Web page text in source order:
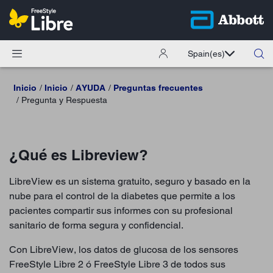
Spain(es)
Inicio Inicio AYUDA
Preguntas frecuentes
Pregunta y Respuesta
¿Qué es Libreview?
LibreView es un sistema gratuito, seguro y basado en la
nube para el control de la diabetes que permite a los
pacientes compartir sus informes con su profesional
sanitario de forma segura y confidencial.
Con LibreView, los datos de glucosa de los sensores
FreeStyle Libre 2 ó FreeStyle Libre 3 de todos sus